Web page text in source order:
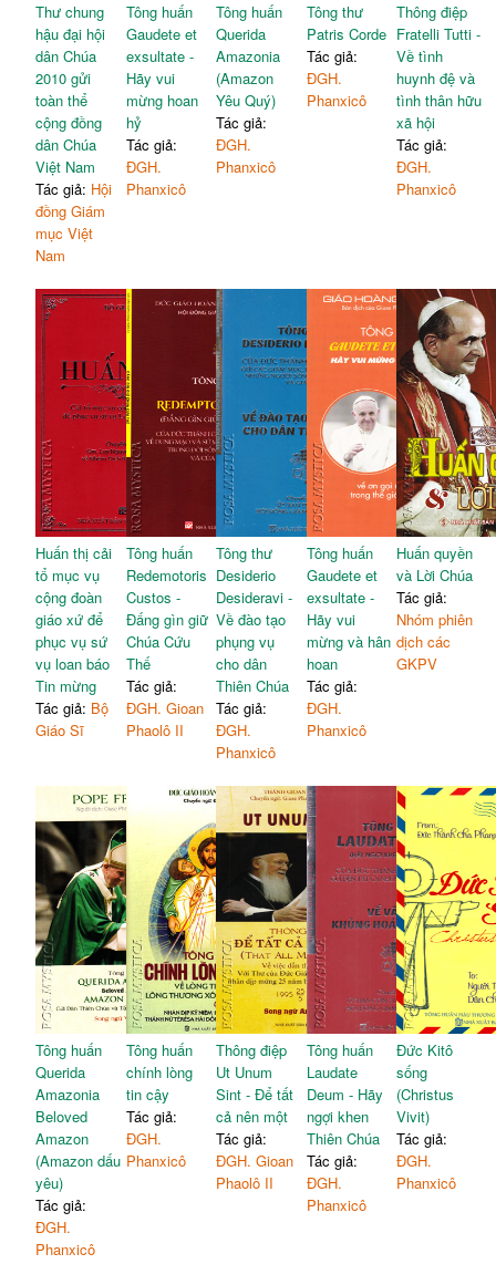
Thư chung
hậu đại hội
dân Chúa
2010 gửi
toàn thể
cộng đồng
dân Chúa
Việt Nam
Tác giả: Hội
đồng Giám
mục Việt
Nam
Tông huấn
Gaudete et
exsultate -
Hãy vui
mừng hoan
hỷ
Tác giả:
ĐGH.
Phanxicô
Tông huấn
Querida
Amazonia
(Amazon
Yêu Quý)
Tác giả:
ĐGH.
Phanxicô
Tông thư
Patris Corde
Tác giả:
ĐGH.
Phanxicô
Thông điệp
Fratelli Tutti -
Về tình
huynh đệ và
tình thân hữu
xã hội
Tác giả:
ĐGH.
Phanxicô
Huấn thị cải
tổ mục vụ
cộng đoàn
giáo xứ để
phục vụ sứ
vụ loan báo
Tin mừng
Tác giả: Bộ
Giáo Sĩ
Tông huấn
Redemotoris
Custos -
Đấng gìn giữ
Chúa Cứu
Thế
Tác giả:
ĐGH. Gioan
Phaolô II
Tông thư
Desiderio
Desideravi -
Về đào tạo
phụng vụ
cho dân
Thiên Chúa
Tác giả:
ĐGH.
Phanxicô
Tông huấn
Gaudete et
exsultate -
Hãy vui
mừng và hân
hoan
Tác giả:
ĐGH.
Phanxicô
Huấn quyền
và Lời Chúa
Tác giả:
Nhóm phiên
dịch các
GKPV
Tông huấn
Querida
Amazonia
Beloved
Amazon
(Amazon dấu
yêu)
Tác giả:
ĐGH.
Phanxicô
Tông huấn
chính lòng
tin cậy
Tác giả:
ĐGH.
Phanxicô
Thông điệp
Ut Unum
Sint - Để tất
cả nên một
Tác giả:
ĐGH. Gioan
Phaolô II
Tông huấn
Laudate
Deum - Hãy
ngợi khen
Thiên Chúa
Tác giả:
ĐGH.
Phanxicô
Đức Kitô
sống
(Christus
Vivit)
Tác giả:
ĐGH.
Phanxicô